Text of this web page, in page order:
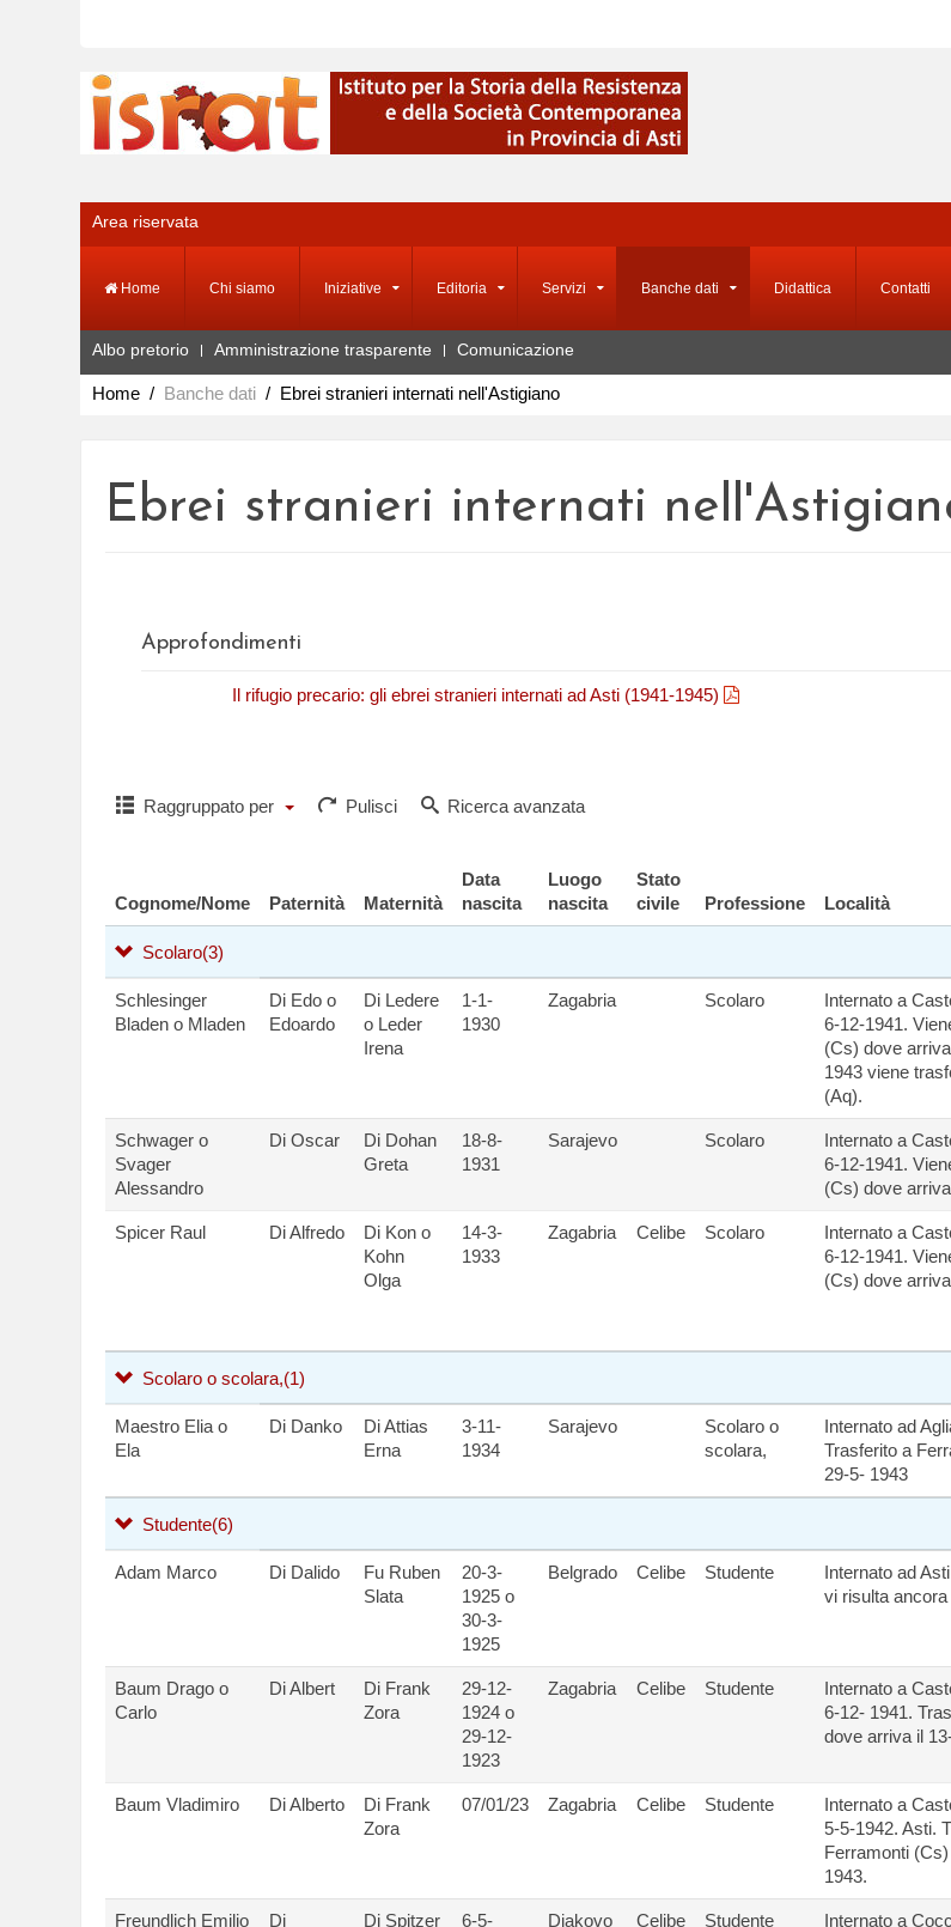
Area riservata
Home Chi siamo Iniziative Editoria Servizi Banche dati Didattica Contatti
Albo pretorio Amministrazione trasparente Comunicazione
Home Banche dati Ebrei stranieri internati nell'Astigiano
Ebrei stranieri internati
Approfondimenti
Il rifugio precario: gli ebrei stranieri internati ad Asti (1941-1945)
Raggruppato per Pulisci Ricerca avanzata
Cognome/Nome Paternità Maternità
Data
nascita
Luogo
nascita
Stato
civile
Professione Località
Scolaro(3)
Schlesinger
Bladen o Mladen
Di Edo o
Edoardo
Di Ledere
o Leder
Irena
1-1-
1930
Zagabria Scolaro
Internato a
6-12-1941.
(Cs) dove
1943 viene
(Aq).
Schwager o
Svager
Alessandro
Di Oscar
Di Dohan
Greta
18-8-
1931
Sarajevo Scolaro
Internato a
6-12-1941.
(Cs) dove
Spicer Raul Di Alfredo
Di Kon o
Kohn
Olga
14-3-
1933
Zagabria Celibe Scolaro
Internato a
6-12-1941.
(Cs) dove
Scolaro o scolara,(1)
Maestro Elia o
Ela
Di Danko
Di Attias
Erna
3-11-
1934
Sarajevo
Scolaro o
scolara,
Internato ad
Trasferito a
29-5- 1943
Studente(6)
Adam Marco Di Dalido
Fu Ruben
Slata
20-3-
1925 o
30-3-
1925
Belgrado Celibe Studente
Internato ad
vi risulta ancora
Baum Drago o
Carlo
Di Albert
Di Frank
Zora
29-12-
1924 o
29-12-
1923
Zagabria Celibe Studente
Internato a
6-12- 1941.
dove arriva il
Baum Vladimiro Di Alberto
Di Frank
Zora
07/01/23 Zagabria Celibe Studente
Internato a
5-5-1942. Asti.
Ferramonti
1943.
Freundlich Emilio
Di
Di Spitzer
6-5-
Djakovo Celibe Studente
Internato a